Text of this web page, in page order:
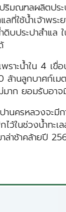
มณฑลผลิตปร
ใช้น้ำเจ้าพร
ประปาสำแล
พราะน้ำใน 4
ล้านลูกบาศก์
มาก ยอมรับอา
ครหลวงจะมี
ในช่วงน้ำทะ
าช้าคล้ายปี